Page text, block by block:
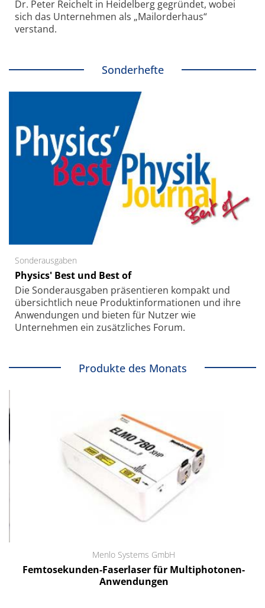
Dr. Peter Reichelt in Heidelberg gegründet, wobei
sich das Unternehmen als „Mailorderhaus“
verstand.
Sonderhefte
Sonderausgaben
Physics' Best und Best of
Die Sonder­ausgaben präsentieren kompakt und
übersichtlich neue Produkt­informationen und ihre
Anwendungen und bieten für Nutzer wie
Unternehmen ein zusätzliches Forum.
Produkte des Monats
Menlo Systems GmbH
Femtosekunden-Faserlaser für Multiphotonen-
Anwendungen